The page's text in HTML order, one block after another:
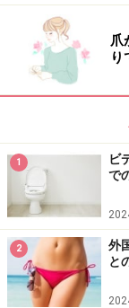
ります。ビニー
っぷり塗った
らい浸透するは
リになってしま
乾燥が気になる
はいかがでしょ
やわらかな手に
いかがでしたか
この3つのポイ
を手に入れてく
爪
り
1
ビ
で
2
外
と